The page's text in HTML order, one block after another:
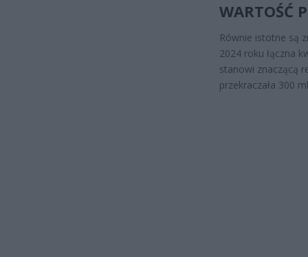
WARTOŚĆ
Równie istotne są
2024 roku łączna
stanowi znaczącą
przekraczała 300